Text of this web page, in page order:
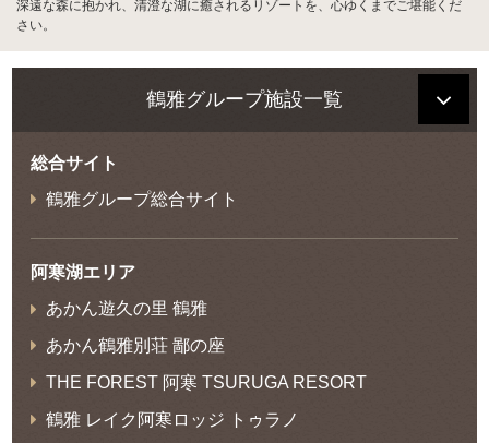
深遠な森に抱かれ、清澄な湖に癒されるリゾートを、心ゆくまでご堪能くだ
さい。
鶴雅グループ施設一覧
総合サイト
鶴雅グループ総合サイト
阿寒湖エリア
あかん遊久の里 鶴雅
あかん鶴雅別荘 鄙の座
THE FOREST 阿寒 TSURUGA RESORT
鶴雅 レイク阿寒ロッジ トゥラノ